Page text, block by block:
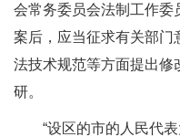
会常务委员会法制工作委
案后，应当征求有关部门
法技术规范等方面提出修
研。
“设区的市的人民代表